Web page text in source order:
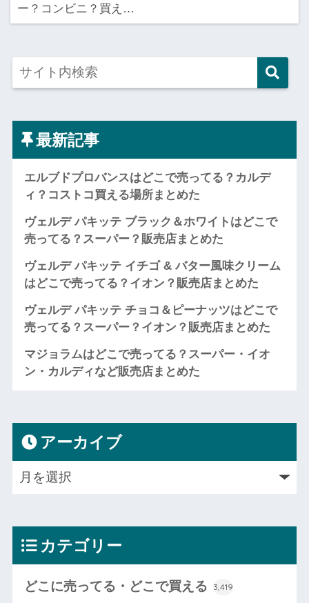
ー？コンビニ？買え…
最新記事
エルブドプロバンスはどこで売ってる？カルデ
ィ？コストコ買える場所まとめた
ヴェルデ パキッテ ブラック＆ホワイトはどこで
売ってる？スーパー？販売店まとめた
ヴェルデ パキッテ イチゴ & バター風味クリーム
はどこで売ってる？イオン？販売店まとめた
ヴェルデ パキッテ チョコ＆ピーナッツはどこで
売ってる？スーパー？イオン？販売店まとめた
マジョラムはどこで売ってる？スーパー・イオ
ン・カルディなど販売店まとめた
アーカイブ
カテゴリー
どこに売ってる・どこで買える 3,419